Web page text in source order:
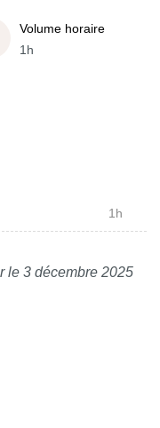
Volume horaire
1h
1h
le 3 décembre 2025